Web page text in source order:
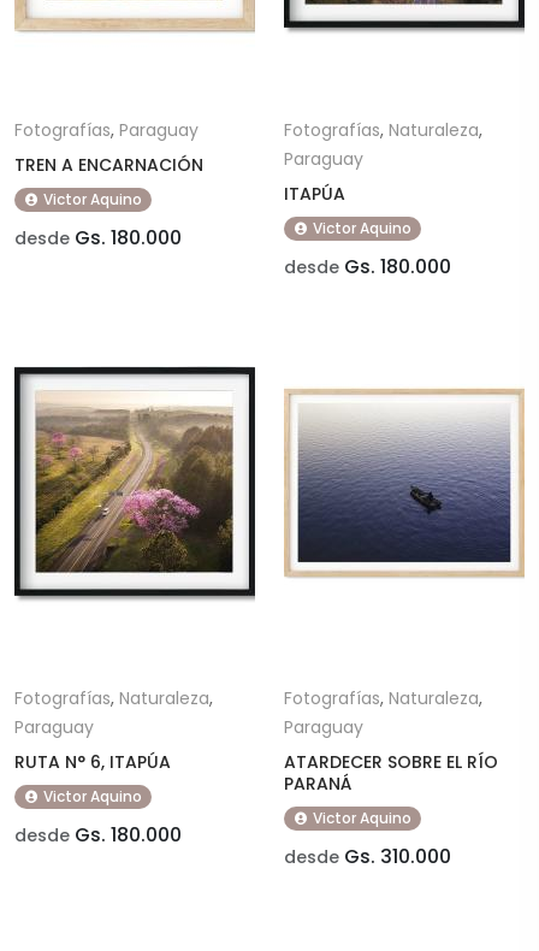
Fotografías, Paraguay
TREN A ENCARNACIÓN
Victor Aquino
desde Gs. 180.000
Fotografías, Naturaleza,
Paraguay
ITAPÚA
Victor Aquino
desde Gs. 180.000
Fotografías, Naturaleza,
Paraguay
RUTA N° 6, ITAPÚA
Victor Aquino
desde Gs. 180.000
Fotografías, Naturaleza,
Paraguay
ATARDECER SOBRE EL RÍO
PARANÁ
Victor Aquino
desde Gs. 310.000